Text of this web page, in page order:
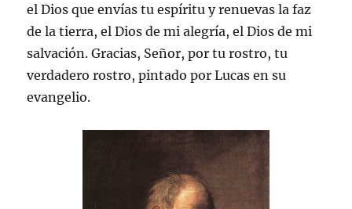
el Dios que envías tu espíritu y renuevas la faz
de la tierra, el Dios de mi alegría, el Dios de mi
salvación. Gracias, Señor, por tu rostro, tu
verdadero rostro, pintado por Lucas en su
evangelio.